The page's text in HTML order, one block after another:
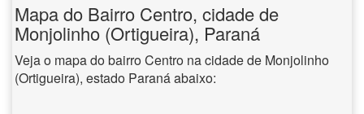
Mapa do Bairro Centro, cidade de
Monjolinho (Ortigueira), Paraná
Veja o mapa do bairro Centro na cidade de Monjolinho
(Ortigueira), estado Paraná abaixo: